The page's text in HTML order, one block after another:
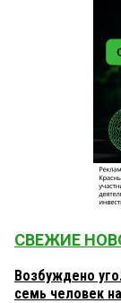
СВЕЖИЕ
Возбуждено
семь человек